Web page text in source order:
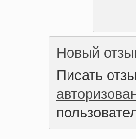
Новый
Писать